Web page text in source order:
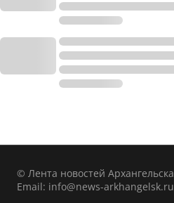
© Лента новостей Архангельска
Email: info@news-arkhangelsk.ru